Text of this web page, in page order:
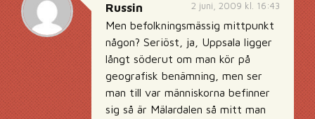
2 juni, 2009 kl. 16:43
Russin
Men befolkningsmässig mittpunkt
någon? Seriöst, ja, Uppsala ligger
långt söderut om man kör på
geografisk benämning, men ser
man till var människorna befinner
sig så är Mälardalen så mitt man